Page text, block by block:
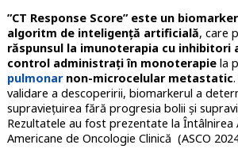
”CT Response Score” este un
algoritm de inteligență artificială, care
răspunsul la imunoterapia cu inhibitori
control administrați în monoterapiela
pulmonarnon-microcelular metastatic
validare a descoperirii, biomarkerul a
supraviețuirea fără progresia bolii și
Rezultatele au fost prezentate la Întâlnirea
Americane de Oncologie Clinică (ASCO